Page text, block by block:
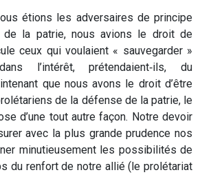
étions les adversaires de principe
la patrie, nous avions le droit de
ceux qui voulaient « sauvegarder »
l’intérêt, prétendaient‑ils, du
que nous avons le droit d’être
de la défense de la patrie, le
d’une tout autre façon. Notre devoir
avec la plus grande prudence nos
minutieusement les possi­bilités de
du renfort de notre allié (le pro­létariat